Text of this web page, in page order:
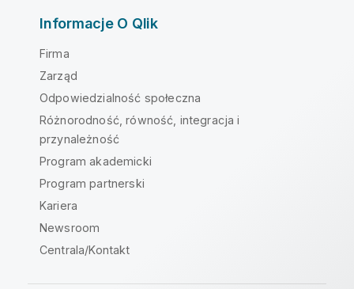
Informacje O Qlik
Firma
Zarząd
Odpowiedzialność społeczna
Różnorodność, równość, integracja i
przynależność
Program akademicki
Program partnerski
Kariera
Newsroom
Centrala/Kontakt